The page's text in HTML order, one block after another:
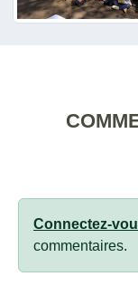
Connectez-
commentaires.